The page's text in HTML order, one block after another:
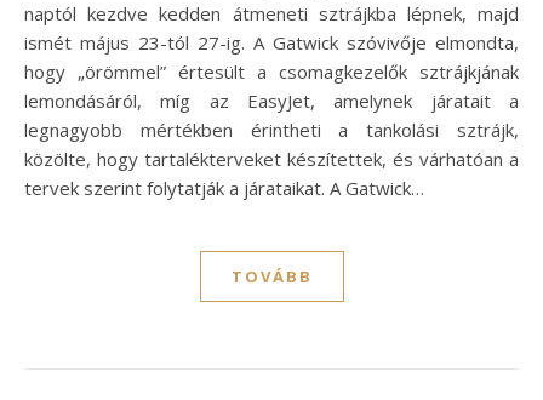
naptól kezdve kedden átmeneti sztrájkba lépnek, majd
ismét május 23-tól 27-ig. A Gatwick szóvivője elmondta,
hogy „örömmel” értesült a csomagkezelők sztrájkjának
lemondásáról, míg az EasyJet, amelynek járatait a
legnagyobb mértékben érintheti a tankolási sztrájk,
közölte, hogy tartalékterveket készítettek, és várhatóan a
tervek szerint folytatják a járataikat. A Gatwick…
TOVÁBB